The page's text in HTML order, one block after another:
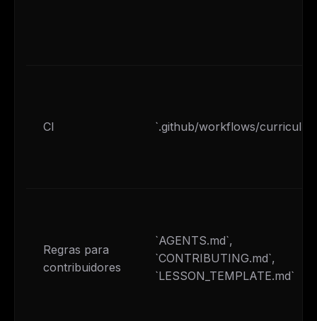
CI `.github/workflows/
Regras para
contribuidores
`AGENTS.md`,
`CONTRIBUTING.md`,
`LESSON_TEMPLATE.md`